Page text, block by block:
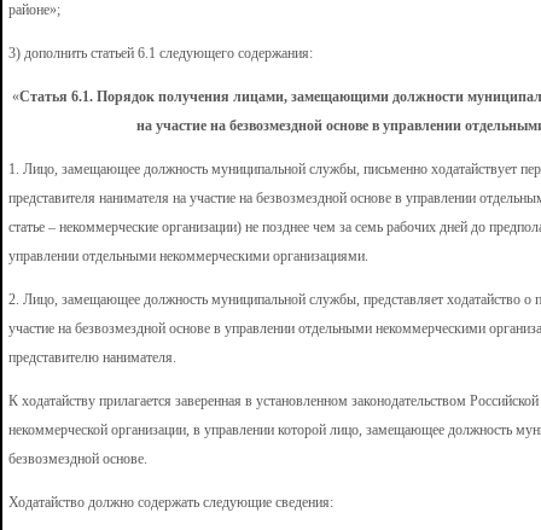
районе»;
3) дополнить статьей 6.1 следующего содержания:
«Статья 6.1. Порядок получения лицами, замещающими должности
на участие на безвозмездной основе в управлении
1. Лицо, замещающее должность муниципальной службы, письменно ходатайствует
представителя нанимателя на участие на безвозмездной основе в управлении
статье – некоммерческие организации) не позднее чем за семь рабочих дней до
управлении отдельными некоммерческими организациями.
2. Лицо, замещающее должность муниципальной службы, представляет ходатайство о
участие на безвозмездной основе в управлении отдельными некоммерческими
представителю нанимателя.
К ходатайству прилагается заверенная в установленном законодательством
некоммерческой организации, в управлении которой лицо, замещающее должность
безвозмездной основе.
Ходатайство должно содержать следующие сведения: